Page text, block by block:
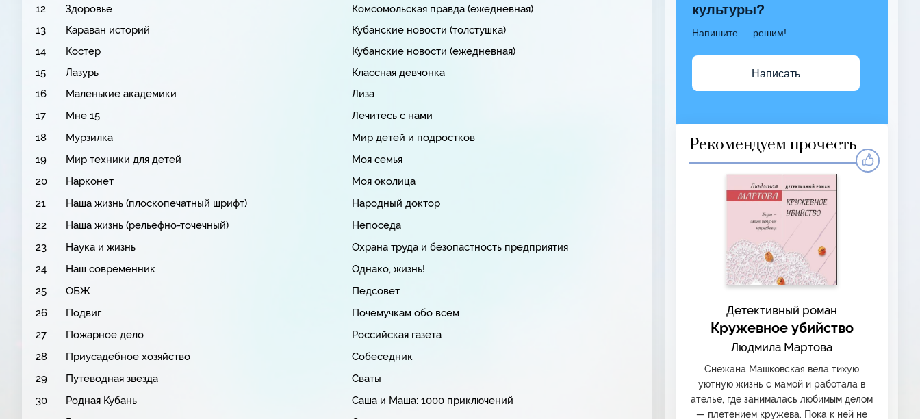
12
Здоровье
Комсомольская правда (ежедневная)
13
Караван историй
Кубанские новости (толстушка)
14
Костер
Кубанские новости (ежедневная)
15
Лазурь
Классная девчонка
16
Маленькие академики
Лиза
17
Мне 15
Лечитесь с нами
18
Мурзилка
Мир детей и подростков
19
Мир техники для детей
Моя семья
20
Нарконет
Моя околица
21
Наша жизнь (плоскопечатный шрифт)
Народный доктор
22
Наша жизнь (рельефно-точечный)
Непоседа
23
Наука и жизнь
Охрана труда и безопастность предприятия
24
Наш современник
Однако, жизнь!
25
ОБЖ
Педсовет
26
Подвиг
Почемучкам обо всем
27
Пожарное дело
Российская газета
28
Приусадебное хозяйство
Собеседник
29
Путеводная звезда
Сваты
30
Родная Кубань
Саша и Маша: 1000 приключений
культуры?
Напишите — решим!
Написать
Рекомендуем прочесть
Детективный роман
Кружевное убийство
Людмила Мартова
Снежана Машковская вела тихую
уютную жизнь с мамой и работала в
ателье, где занималась любимым делом
— плетением кружева. Пока к ней не